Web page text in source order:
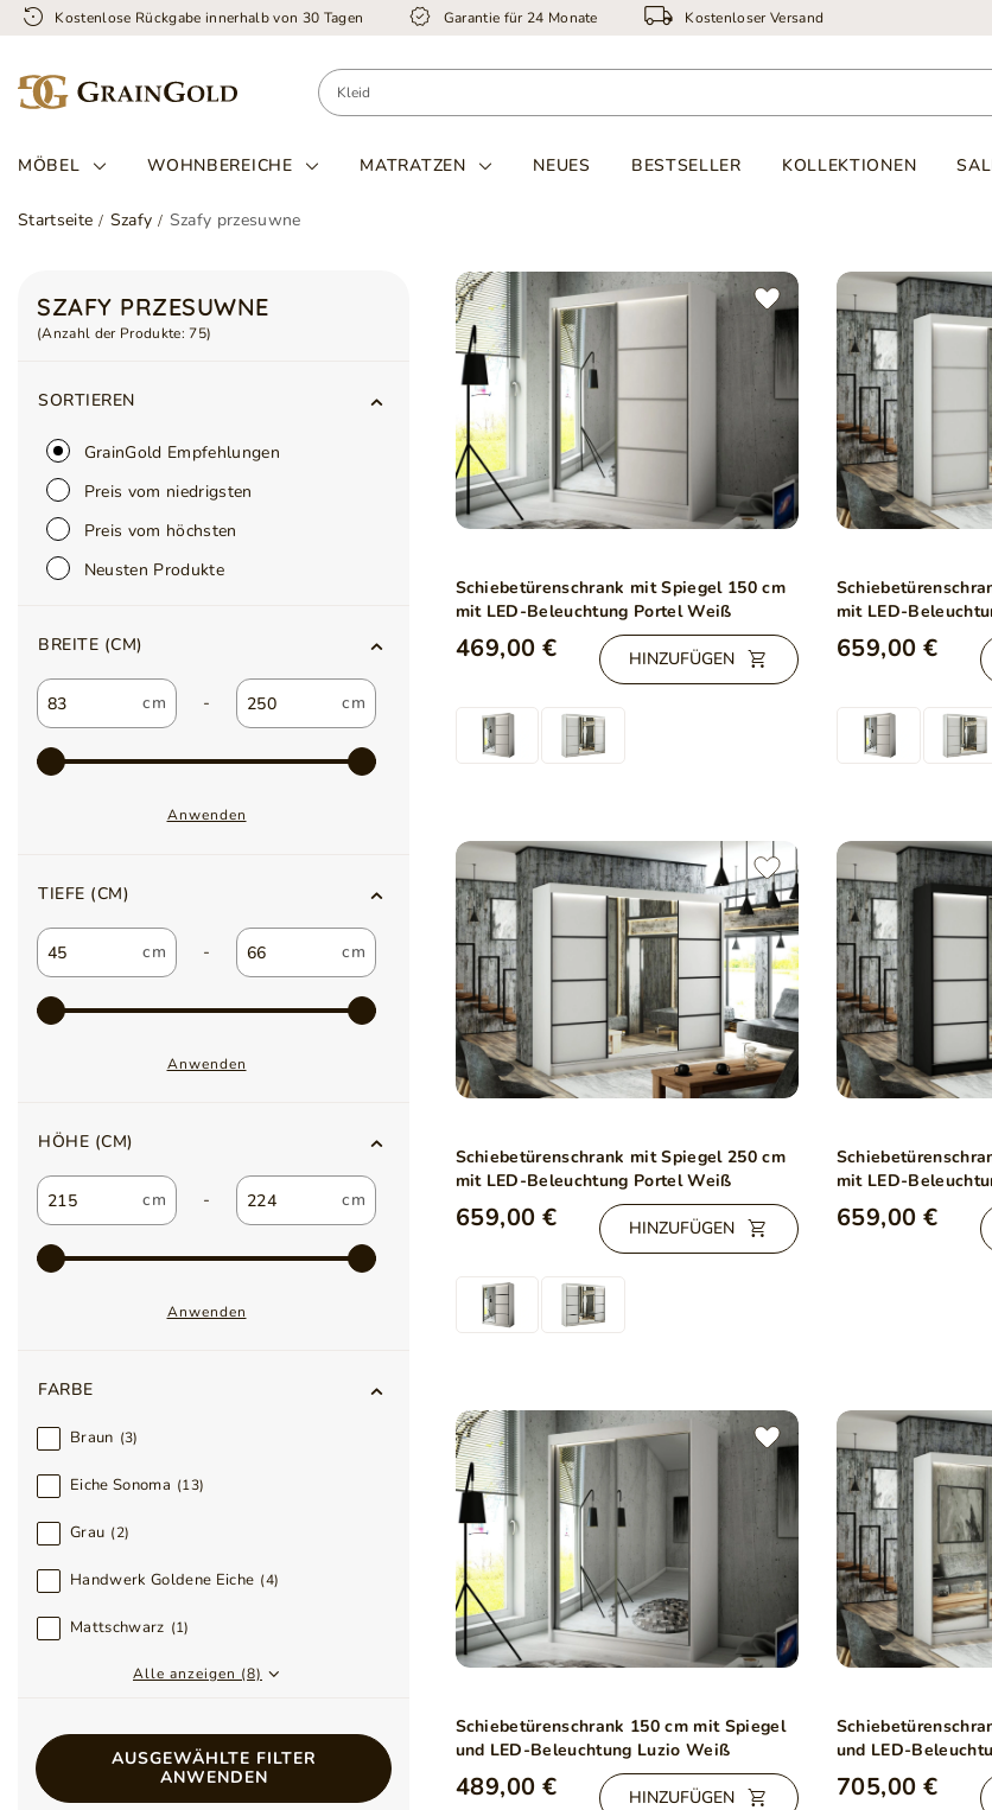
Kostenlose Rückgabe innerhalb von 30 Tagen Garantie für 24 Monate Kostenloser Versand
MÖBEL WOHNBEREICHE MATRATZEN NEUES BESTSELLER KOLLEKTIONEN
Startseite Szafy Szafy przesuwne
SZAFY PRZESUWNE
(Anzahl der Produkte: 75)
SORTIEREN
GrainGold Empfehlungen
Preis vom niedrigsten
Preis vom höchsten
Neusten Produkte
BREITE (CM)
-
Anwenden
TIEFE (CM)
-
Anwenden
HÖHE (CM)
-
Anwenden
FARBE
Braun 3
Eiche Sonoma 13
Grau 2
Handwerk Goldene Eiche 4
Mattschwarz 1
Alle anzeigen (8)
AUSGEWÄHLTE FILTER
ANWENDEN
Schiebetürenschrank mit Spiegel 150 cm
mit LED-Beleuchtung Portel Weiß
469,00 € HINZUFÜGEN
mit LED-
659,00 €
Schiebetürenschrank mit Spiegel 250 cm
mit LED-Beleuchtung Portel Weiß
659,00 € HINZUFÜGEN
mit LED-
Schwarz
659,00 €
Schiebetürenschrank 150 cm mit Spiegel
und LED-Beleuchtung Luzio Weiß
489,00 € HINZUFÜGEN
und LED-
705,00 €